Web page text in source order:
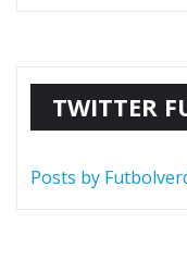
TWITTER
Posts by